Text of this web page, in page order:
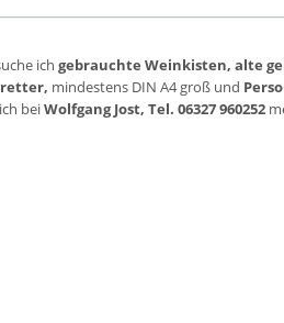
ich gebrauchte Weinkisten, alte
mindestens DIN A4 groß und
beiWolfgang Jost, Tel. 06327 960252